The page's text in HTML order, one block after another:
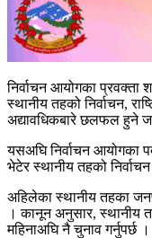
निर्वाचन आयोगका प्रवक्ता
स्थानीय तहको निर्वाचन,
अद्यावधिकबारे छलफल हुने
यसअघि निर्वाचन आयोगका
भेटेर स्थानीय तहको
अहिलेका स्थानीय तहका
। कानून अनुसार, स्थानीय
महिनाअघि नै चुनाव गर्नुपर्छ ।